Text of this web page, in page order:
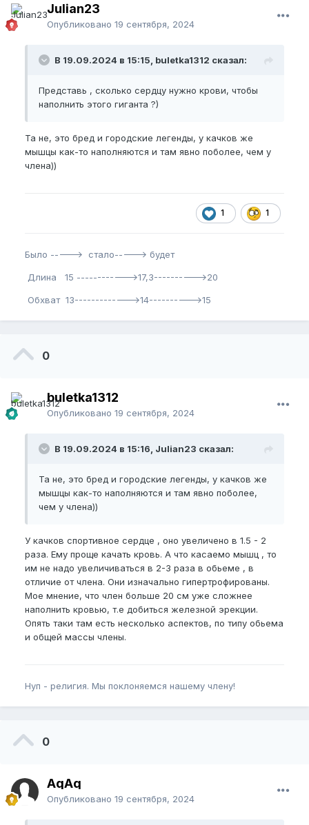
Julian23
Опубликовано 19 сентября, 2024
В 19.09.2024 в 15:15, buletka1312 сказал:
Представь , сколько сердцу нужно крови, чтобы
наполнить этого гиганта ?)
Та не, это бред и городские легенды, у качков же
мышцы как-то наполняются и там явно поболее, чем у
члена))
1 1
Было -----> стало-----> будет
Длина 15 ------------>17,3---------->20
Обхват 13------------->14---------->15
0
buletka1312
Опубликовано 19 сентября, 2024
В 19.09.2024 в 15:16, Julian23 сказал:
Та не, это бред и городские легенды, у качков же
мышцы как-то наполняются и там явно поболее,
чем у члена))
У качков спортивное сердце , оно увеличено в 1.5 - 2
раза. Ему проще качать кровь. А что касаемо мышц , то
им не надо увеличиваться в 2-3 раза в обьеме , в
отличие от члена. Они изначально гипертрофированы.
Мое мнение, что член больше 20 см уже сложнее
наполнить кровью, т.е добиться железной эрекции.
Опять таки там есть несколько аспектов, по типу обьема
и общей массы члены.
Нуп - религия. Мы поклоняемся нашему члену!
0
AqAq
Опубликовано 19 сентября, 2024